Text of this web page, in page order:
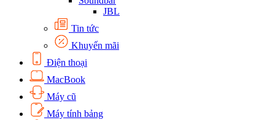
JBL
Tin tức
Khuyến mãi
Điện thoại
MacBook
Máy cũ
Máy tính bảng